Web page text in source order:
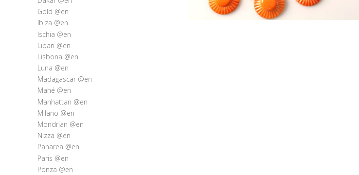
Gold @en
Ibiza @en
Ischia @en
Lipari @en
Lisbona @en
Luna @en
Madagascar @en
Mahé @en
Manhattan @en
Milano @en
Mondrian @en
Nizza @en
Panarea @en
Paris @en
Ponza @en